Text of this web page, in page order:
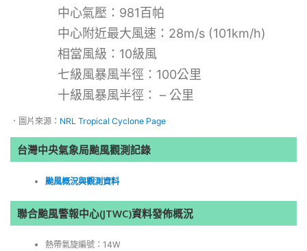
中心氣壓：981百帕
中心附近最大風速：28m/s (101km/h)
相當風級：10級風
七級風暴風半徑：100公里
十級風暴風半徑： – 公里
．圖片來源： NRL Tropical Cyclone Page
台灣中央氣象局颱風觀測記錄
颱風概況與觀測資料
聯合颱風警報中心(JTWC)資料發佈概況
熱帶氣旋編號：14W